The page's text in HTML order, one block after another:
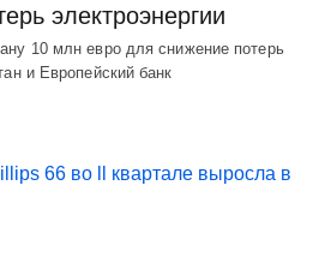
электроэнергии
10 млн евро для снижение потерь
и Европейский банк